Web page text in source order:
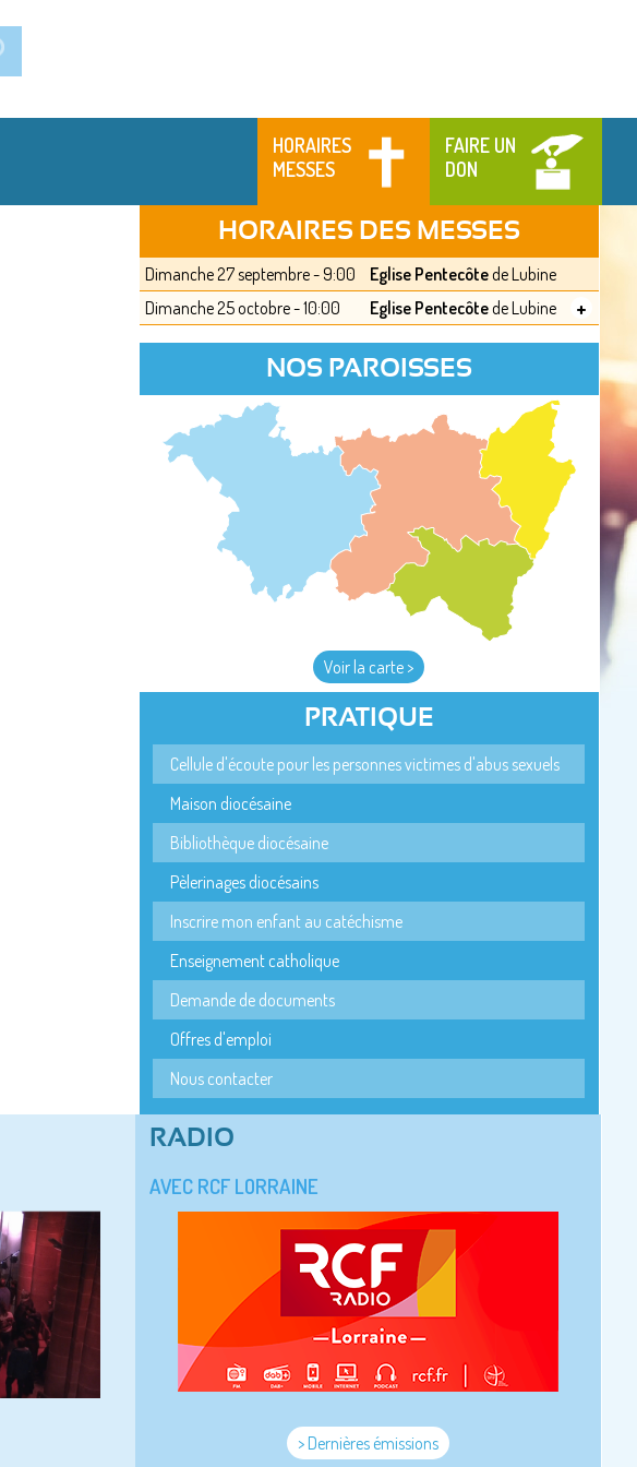
HORAIRES
MESSES
FAIRE UN
DON
HORAIRES DES MESSES
Dimanche 27 septembre - 9:00 Eglise Pentecôtede Lubine
Dimanche 25 octobre - 10:00
Eglise Pentecôtede Lubine +
NOS PAROISSES
Voir la carte >
PRATIQUE
Cellule d'écoute pour les personnes victimes d'abus sexuels
Maison diocésaine
Bibliothèque diocésaine
Pèlerinages diocésains
Inscrire mon enfant au catéchisme
Enseignement catholique
Demande de documents
Offres d'emploi
Nous contacter
RADIO
AVEC RCF LORRAINE
> Dernières émissions